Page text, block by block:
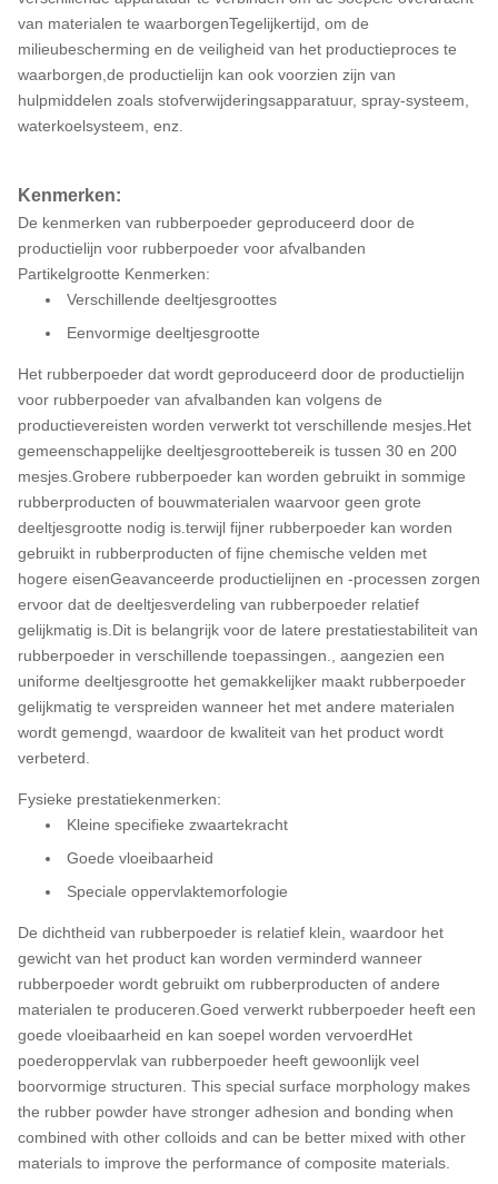
van materialen te waarborgenTegelijkertijd, om de
milieubescherming en de veiligheid van het productieproces te
waarborgen,de productielijn kan ook voorzien zijn van
hulpmiddelen zoals stofverwijderingsapparatuur, spray-systeem,
waterkoelsysteem, enz.
Kenmerken:
De kenmerken van rubberpoeder geproduceerd door de
productielijn voor rubberpoeder voor afvalbanden
Partikelgrootte Kenmerken:
Verschillende deeltjesgroottes
Eenvormige deeltjesgrootte
Het rubberpoeder dat wordt geproduceerd door de productielijn
voor rubberpoeder van afvalbanden kan volgens de
productievereisten worden verwerkt tot verschillende mesjes.Het
gemeenschappelijke deeltjesgroottebereik is tussen 30 en 200
mesjes.Grobere rubberpoeder kan worden gebruikt in sommige
rubberproducten of bouwmaterialen waarvoor geen grote
deeltjesgrootte nodig is.terwijl fijner rubberpoeder kan worden
gebruikt in rubberproducten of fijne chemische velden met
hogere eisenGeavanceerde productielijnen en -processen zorgen
ervoor dat de deeltjesverdeling van rubberpoeder relatief
gelijkmatig is.Dit is belangrijk voor de latere prestatiestabiliteit van
rubberpoeder in verschillende toepassingen., aangezien een
uniforme deeltjesgrootte het gemakkelijker maakt rubberpoeder
gelijkmatig te verspreiden wanneer het met andere materialen
wordt gemengd, waardoor de kwaliteit van het product wordt
verbeterd.
Fysieke prestatiekenmerken:
Kleine specifieke zwaartekracht
Goede vloeibaarheid
Speciale oppervlaktemorfologie
De dichtheid van rubberpoeder is relatief klein, waardoor het
gewicht van het product kan worden verminderd wanneer
rubberpoeder wordt gebruikt om rubberproducten of andere
materialen te produceren.Goed verwerkt rubberpoeder heeft een
goede vloeibaarheid en kan soepel worden vervoerdHet
poederoppervlak van rubberpoeder heeft gewoonlijk veel
boorvormige structuren. This special surface morphology makes
the rubber powder have stronger adhesion and bonding when
combined with other colloids and can be better mixed with other
materials to improve the performance of composite materials.